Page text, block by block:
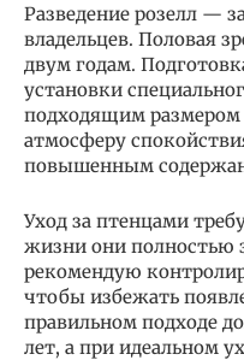
Разведение розелл —
владельцев. Половая
двум годам.
установки
подходящим размером
атмосферу
повышенным
Уход за птенцами
жизни они полностью
рекомендую
чтобы избежать
правильном подходе
лет, а при идеальном